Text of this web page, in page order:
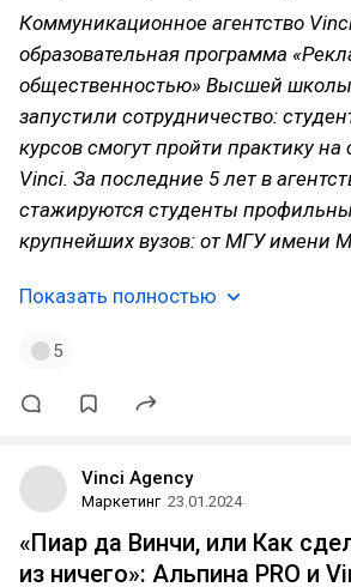
Коммуникационное агентство
образовательная программа
общественностью» Высшей
запустили сотрудничество:
курсов смогут пройти практику
Vinci. За последние 5 лет в
стажируются студенты
крупнейших вузов: от МГУ имени
Показать полностью
5
Vinci Agency
Маркетинг 23.01.2024
«Пиар да Винчи, или Как
из ничего»: Альпина PRO и